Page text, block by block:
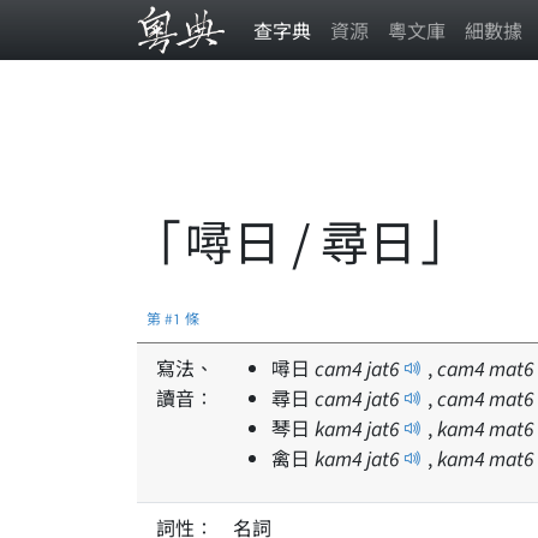
查字典 資源 粵文庫 細數據
「噚日 / 尋日」
第 #1 條
寫法、
讀音：
噚日 cam4jat6 ,cam4mat6
尋日 cam4jat6 ,cam4mat6
琴日 kam4jat6 ,kam4mat6
禽日 kam4jat6 ,kam4mat6
詞性： 名詞